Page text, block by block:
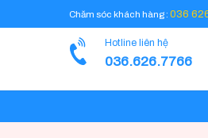
Chăm sóc khách hàng : 036
Hotline liên hệ
036.626.7766